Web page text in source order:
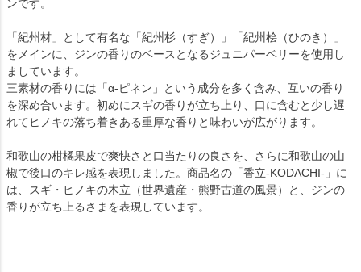
ンです。
「紀州材」として有名な「紀州杉（すぎ）」「紀州桧（ひのき）」
をメインに、ジンの香りのベースとなるジュニパーベリーを使用し
ましています。
三素材の香りには「α-ピネン」という成分を多く含み、互いの香り
を深め合います。初めにスギの香りが立ち上り、口に含むと少し遅
れてヒノキの落ち着きある重厚な香りと味わいが広がります。
和歌山の柑橘果皮で爽快さと口当たりの良さを、さらに和歌山の山
椒で後口のキレ感を表現しました。商品名の「香立-KODACHI-」に
は、スギ・ヒノキの木立（世界遺産・熊野古道の風景）と、ジンの
香りが立ち上るさまを表現しています。